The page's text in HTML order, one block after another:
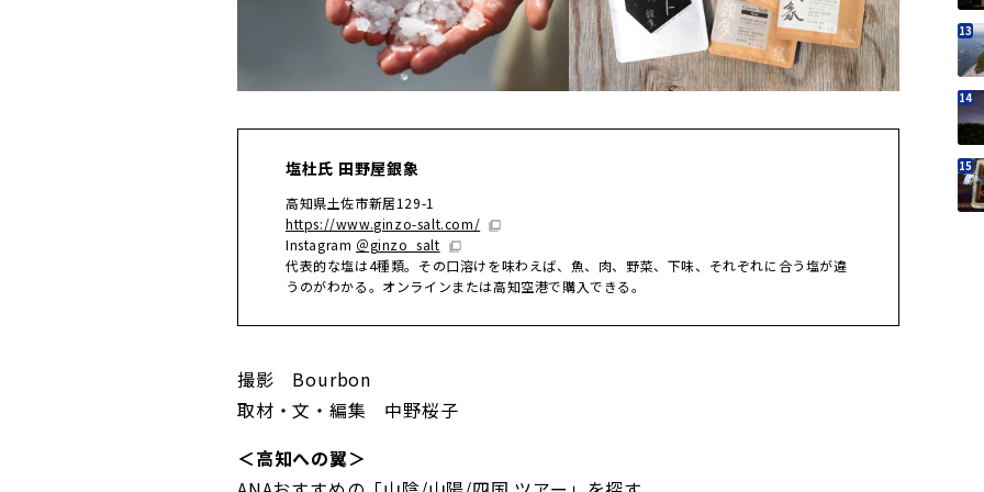
塩杜氏 田野屋銀象
高知県土佐市新居129-1
https://www.ginzo-salt.com/
Instagram ＠ginzo_salt
代表的な塩は4種類。その口溶けを味わえば、魚、肉、野菜、下味、それぞれに合う塩が違
うのがわかる。オンラインまたは高知空港で購入できる。
撮影 Bourbon
取材・文・編集 中野桜子
＜高知への翼＞